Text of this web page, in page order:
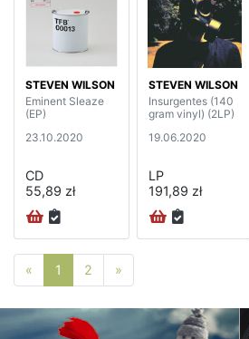
STEVEN WILSON
Eminent Sleaze
(EP)
23.10.2020
CD
55,89 zł
STEVEN WILSON
Insurgentes (140
gram vinyl) (2LP)
19.06.2020
LP
191,89 zł
« Poprzednia strona
1 2 »